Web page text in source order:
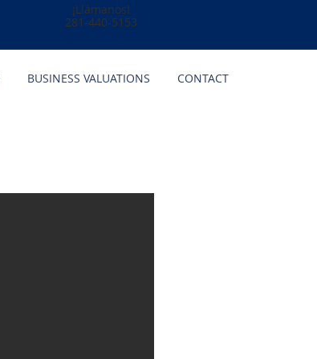
BUSINESS VALUATIONS CONTACT
¡Llámanos!
281-440-5153